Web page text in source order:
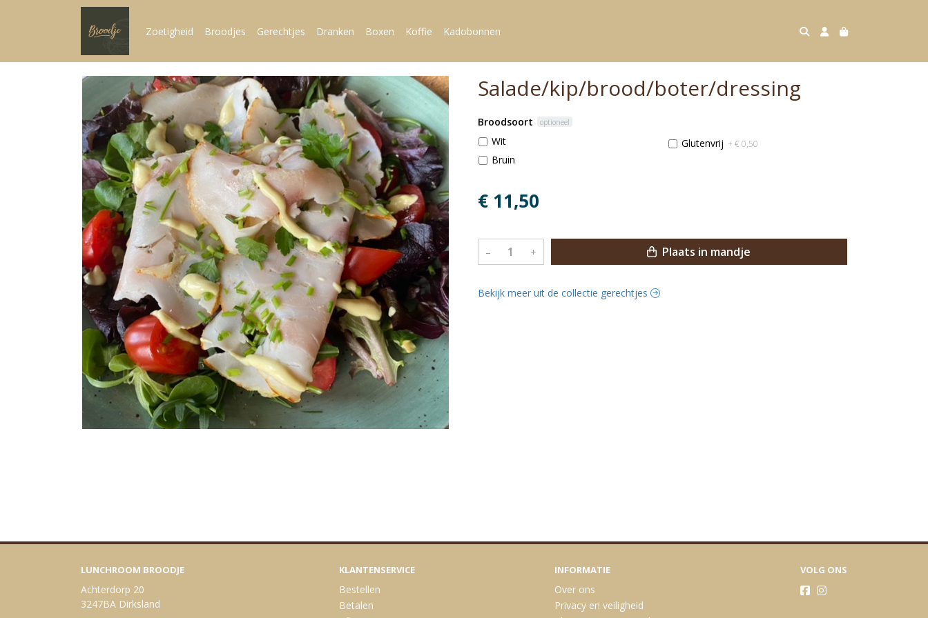
Zoetigheid Broodjes Gerechtjes Dranken Boxen Koffie Kadobonnen
Salade/kip/brood/boter/dressing
Broodsoort optioneel
Wit
Bruin
Glutenvrij + € 0,50
€ 11,50
– + Plaats in mandje
Bekijk meer uit de collectie gerechtjes
LUNCHROOM BROODJE
Achterdorp 20
3247BA Dirksland
KLANTENSERVICE
Bestellen
Betalen
INFORMATIE
Over ons
Privacy en veiligheid
VOLG ONS